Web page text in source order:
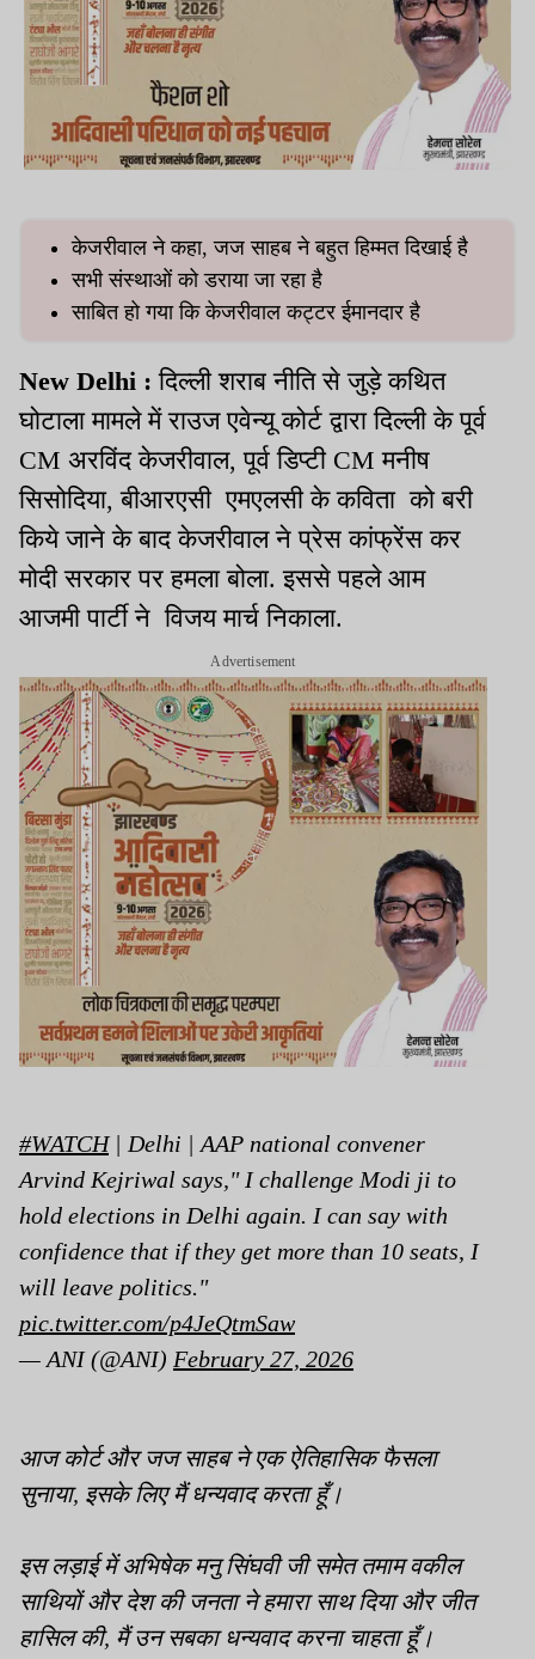
केजरीवाल ने कहा, जज साहब ने बहुत हिम्मत दिखाई है
सभी संस्थाओं को डराया जा रहा है
साबित हो गया कि केजरीवाल कट्टर ईमानदार है
New Delhi : दिल्ली शराब नीति से जुड़े कथित
घोटाला मामले में राउज एवेन्यू कोर्ट द्वारा दिल्ली के पूर्व
CM अरविंद केजरीवाल, पूर्व डिप्टी CM मनीष
सिसोदिया, बीआरएसी एमएलसी के कविता को बरी
किये जाने के बाद केजरीवाल ने प्रेस कांफ्रेंस कर
मोदी सरकार पर हमला बोला. इससे पहले आम
आजमी पार्टी ने विजय मार्च निकाला.
Advertisement
#WATCH| Delhi | AAP national convener
Arvind Kejriwal says," I challenge Modi ji to
hold elections in Delhi again. I can say with
confidence that if they get more than 10 seats, I
will leave politics."
pic.twitter.com/p4JeQtmSaw
— ANI (@ANI) February 27, 2026
आज कोर्ट और जज साहब ने एक ऐतिहासिक फैसला
सुनाया, इसके लिए मैं धन्यवाद करता हूँ।
इस लड़ाई में अभिषेक मनु सिंघवी जी समेत तमाम वकील
साथियों और देश की जनता ने हमारा साथ दिया और जीत
हासिल की, मैं उन सबका धन्यवाद करना चाहता हूँ।